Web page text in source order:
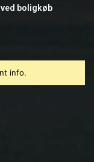
boligkøb
info.